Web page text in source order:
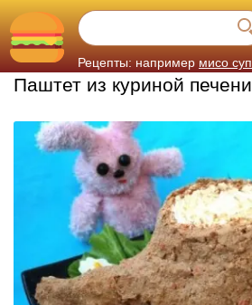
Рецепты: например мисо суп
Паштет из куриной печени